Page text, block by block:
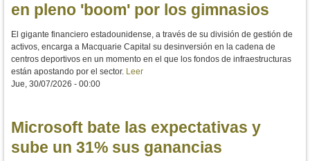
en pleno 'boom' por los gimnasios
El gigante financiero estadounidense, a través de su división de gestión de
activos, encarga a Macquarie Capital su desinversión en la cadena de
centros deportivos en un momento en el que los fondos de infraestructuras
están apostando por el sector. Leer
Jue, 30/07/2026 - 00:00
Microsoft bate las expectativas y
sube un 31% sus ganancias